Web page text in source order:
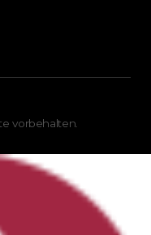
vorbehalten.